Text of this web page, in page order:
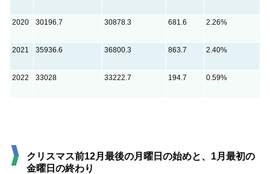
2020 30196.7 30878.3 681.6 2.26%
2021 35936.6 36800.3 863.7 2.40%
2022 33028 33222.7 194.7 0.59%
クリスマス前12月最後の月曜日の始めと、1月最初の
金曜日の終わり